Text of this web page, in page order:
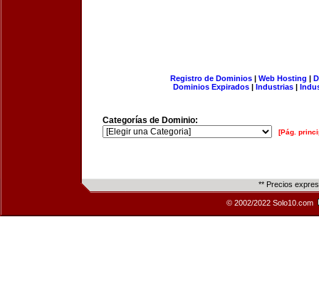
Registro de Dominios| Web Hosting |
Dominios Expirados | Industrias |
Categorías de Dominio:
[Pág.
** Precios
© 2002/2022 Solo10.com